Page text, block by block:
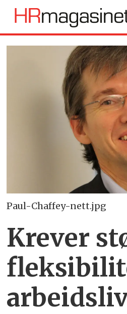
Paul-Chaffey-nett.jpg
Krever